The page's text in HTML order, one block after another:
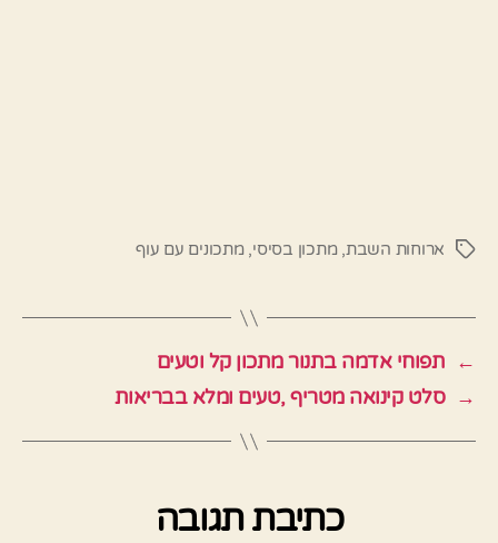
תגיותארוחות השבת,מתכון בסיסי,מתכונים עם עוף
← תפוחי אדמה בתנור מתכון קל וטעים
→ סלט קינואה מטריף ,טעים ומלא בבריאות
כתיבת תגובה